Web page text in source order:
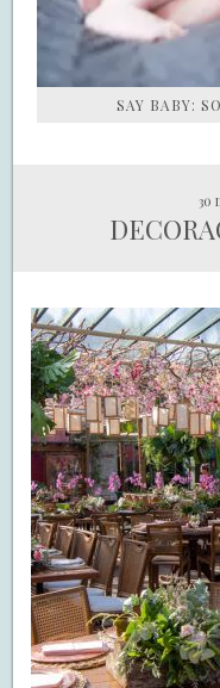
SAY BABY:
30